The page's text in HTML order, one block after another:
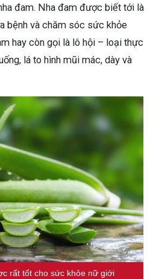
đam. Nha đam được biết tới là
bệnh và chăm sóc sức khỏe
hay còn gọi là lô hội – loại thực
lá to hình mũi mác, dày và
rất tốt cho sức khỏe nữ giới